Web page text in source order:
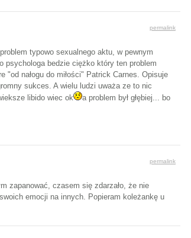
permalink
typowo sexualnego aktu, w pewnym
psychologa bedzie ciężko który ten problem
nałogu do miłości" Patrick Carnes. Opisuje
sukces. A wielu ludzi uważa ze to nic
libido wiec ok
a problem był głębiej... bo
permalink
zapanować, czasem się zdarzało, że nie
emocji na innych. Popieram koleżankę u